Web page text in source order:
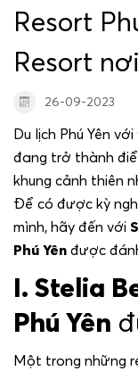
Dịch vụ
Dịch vụ
Gallery
Spa &
Liên hệ
Tour Du
Ưu đãi đặc
Resort
Resort
26-09-2023
Du lịch Phú Yên
đang trở thành
khung cảnh thiên
Để có được kỳ
mình, hãy đến với
Phú Yên được
I. Stelia
Phú Yên
Một trong những